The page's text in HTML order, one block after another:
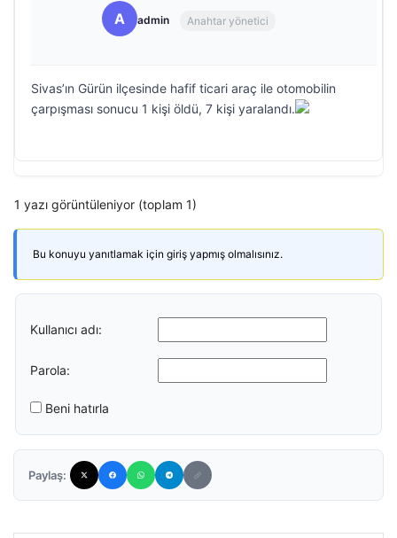
A admin Anahtar yönetici
Sivas’ın Gürün ilçesinde hafif ticari araç ile otomobilin
çarpışması sonucu 1 kişi öldü, 7 kişi yaralandı.
1 yazı görüntüleniyor (toplam 1)
Bu konuyu yanıtlamak için giriş yapmış olmalısınız.
Kullanıcı adı:
Parola:
Beni hatırla
Paylaş: